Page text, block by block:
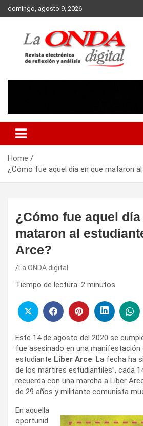
Skip
to
domingo, agosto 9, 2026
Home
¿Cómo fue aquel día en que mataron
¿Cómo fue aquel
mataron al
Arce?
La ONDA digital
Tiempo de lectura: 2 minutos
Este 14 de agosto del 2020 se
fue asesinado en una manifestación
estudiante Líber Arce. La fecha ha
de los mártires estudiantiles”, cada
recuerda con una marcha a Líber
de 29 años y militante comunista
En aquella
oportunid